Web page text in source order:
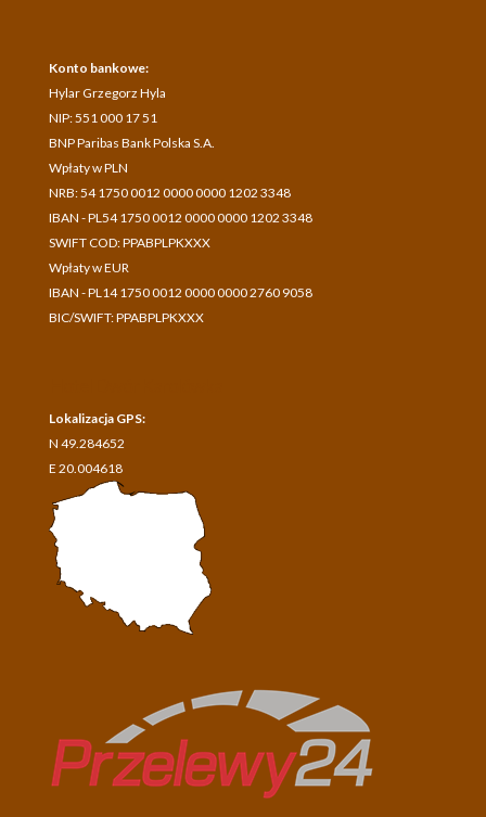
Konto bankowe:
Hylar Grzegorz Hyla
NIP: 551 000 17 51
BNP Paribas Bank Polska S.A.
Wpłaty w PLN
NRB: 54 1750 0012 0000 0000 1202 3348
IBAN - PL54 1750 0012 0000 0000 1202 3348
SWIFT COD: PPABPLPKXXX
Wpłaty w EUR
IBAN - PL14 1750 0012 0000 0000 2760 9058
BIC/SWIFT: PPABPLPKXXX
Lokalizacja GPS:
N 49.284652
E 20.004618